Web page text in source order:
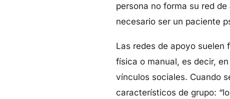
persona no forma su red
necesario ser un paciente
Las redes de apoyo suelen
física o manual, es decir,
vínculos sociales. Cuando
característicos de grupo: